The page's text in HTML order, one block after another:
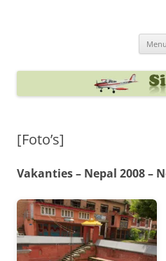
Menu
[Foto’s]
Vakanties – Nepal 2008 –